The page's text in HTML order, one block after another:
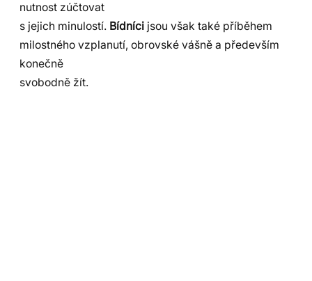
nutnost zúčtovat
s jejich minulostí. Bídníci jsou však také příběhem
milostného vzplanutí, obrovské vášně a především
konečně
svobodně žít.